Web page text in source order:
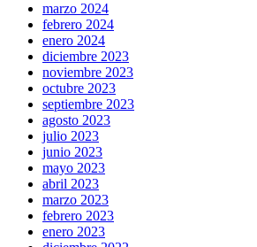
marzo 2024
febrero 2024
enero 2024
diciembre 2023
noviembre 2023
octubre 2023
septiembre 2023
agosto 2023
julio 2023
junio 2023
mayo 2023
abril 2023
marzo 2023
febrero 2023
enero 2023